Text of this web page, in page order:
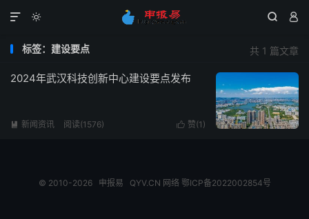
  

共 1 篇文章
标签：建设要点
2024年武汉科技创新中心建设要点发布
 赞(1 )
 新闻资讯 阅读(1576)
© 2010-2026 申报易 QYV.CN 网络 鄂ICP备2022002854号